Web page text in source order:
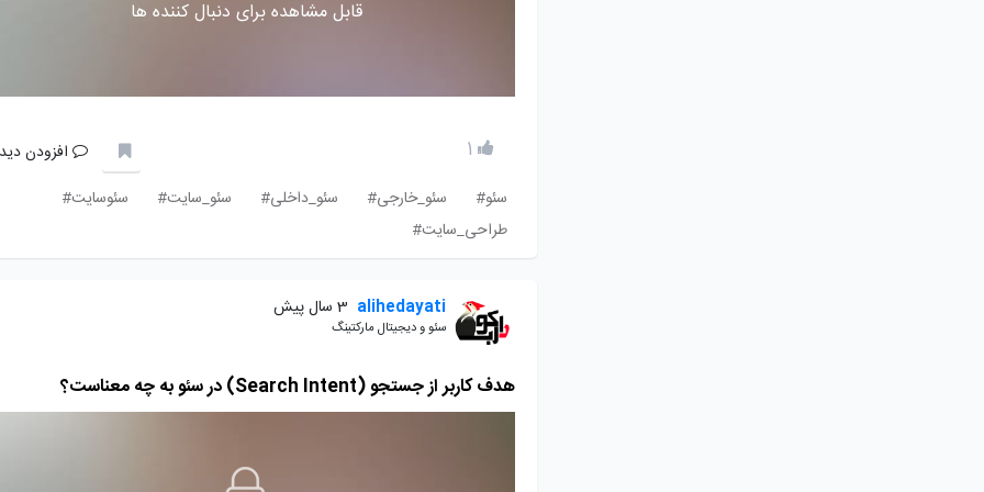
قابل مشاهده برای دنبال کننده ها
1
افزودن
سئو#
سئو_خارجی# سئو_داخلی# سئو_سایت#
سئوسایت#
طراحی_سایت#
alihedayati 3 سال پیش
سئو و دیجیتال مارکتینگ
هدف کاربر از جستجو (Search Intent) در سئو به چه معناست؟